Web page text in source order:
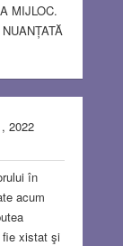
MIJLOC.
2022
în
acum
fie xistat şi